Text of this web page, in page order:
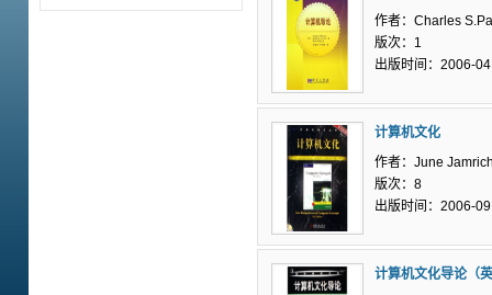
作者：Charles
版次：1
出版时间：2006-04
计算机文化
作者：June
版次：8
出版时间：2006-09
计算机文化导论（